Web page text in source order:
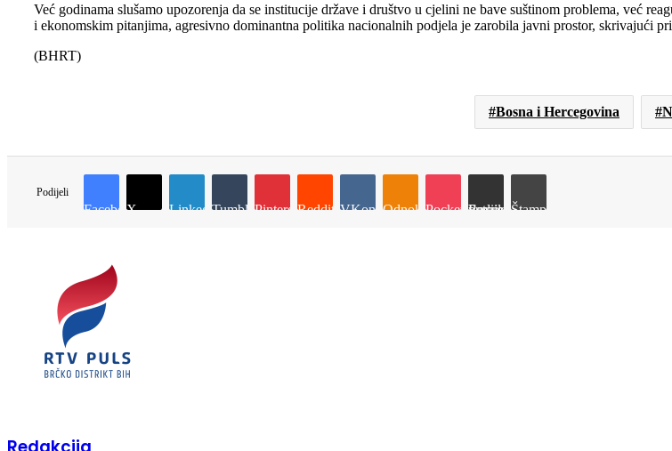
Već godinama slušamo upozorenja da se institucije države i društvo u cjelini ne bave suštinom problema, već
i ekonomskim pitanjima, agresivno dominantna politika nacionalnih podjela je zarobila javni prostor, skrivajući
(BHRT)
Bosna i Hercegovina
Podijeli
Facebook
X LinkedInTumblr PinterestReddit VKontakteOdnoklassniki
Pocket Podijeli putem Emaila Štampaj